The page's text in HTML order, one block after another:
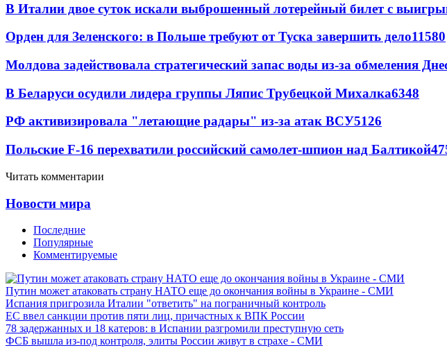
В Италии двое суток искали выброшенный лотерейный билет с
Орден для Зеленского: в Польше требуют от Туска завершить дело11580
Молдова задействовала стратегический запас воды из-за обмеления
В Беларуси осудили лидера группы Ляпис Трубецкой Михалка6348
РФ активизировала "летающие радары" из-за атак ВСУ5126
Польские F-16 перехватили российский самолет-шпион над Балтикой
Читать комментарии
Новости мира
Последние
Популярные
Комментируемые
Путин может атаковать страну НАТО еще до окончания войны в Украине - СМИ
Испания пригрозила Италии "ответить" на пограничный контроль
ЕС ввел санкции против пяти лиц, причастных к ВПК России
78 задержанных и 18 катеров: в Испании разгромили преступную сеть
ФСБ вышла из-под контроля, элиты России живут в страхе - СМИ